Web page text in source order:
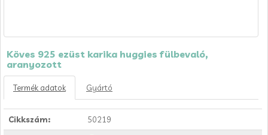
Köves 925 ezüst karika huggies fülbevaló,
aranyozott
Termék adatok Gyártó
Cikkszám: 50219